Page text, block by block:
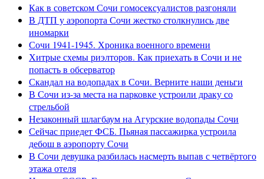
Как в советском Сочи гомосексуалистов разгоняли
В ДТП у аэропорта Сочи жестко столкнулись две
иномарки
Сочи 1941-1945. Хроника военного времени
Хитрые схемы риэлторов. Как приехать в Сочи и не
попасть в обсерватор
Скандал на водопадах в Сочи. Верните наши деньги
В Сочи из-за места на парковке устроили драку со
стрельбой
Незаконный шлагбаум на Агурские водопады Сочи
Сейчас приедет ФСБ. Пьяная пассажирка устроила
дебош в аэропорту Сочи
В Сочи девушка разбилась насмерть выпав с четвёртого
этажа отеля